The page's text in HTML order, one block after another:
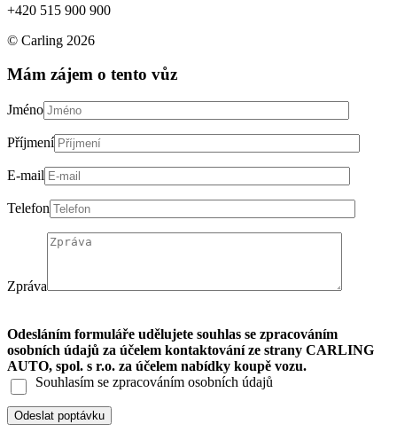
+420 515 900 900
© Carling 2026
Mám zájem o tento vůz
Jméno
Příjmení
E-mail
Telefon
Zpráva
Odesláním formuláře udělujete souhlas se zpracováním
osobních údajů za účelem kontaktování ze strany CARLING
AUTO, spol. s r.o. za účelem nabídky koupě vozu.
Souhlasím se zpracováním osobních údajů